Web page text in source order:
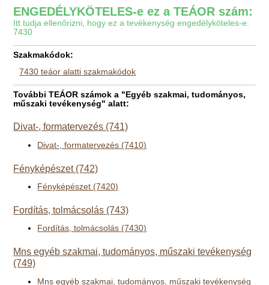
ENGEDÉLYKÖTELES-e ez a TEÁOR szám:
Itt tudja ellenőrizni, hogy ez a tevékenység engedélyköteles-e:
7430
Szakmakódok:
7430 teáor alatti szakmakódok
További TEÁOR számok a "Egyéb szakmai, tudományos,
műszaki tevékenység" alatt:
Divat-, formatervezés (741)
Divat-, formatervezés (7410)
Fényképészet (742)
Fényképészet (7420)
Fordítás, tolmácsolás (743)
Fordítás, tolmácsolás (7430)
Mns egyéb szakmai, tudományos, műszaki tevékenység
(749)
Mns egyéb szakmai, tudományos, műszaki tevékenység